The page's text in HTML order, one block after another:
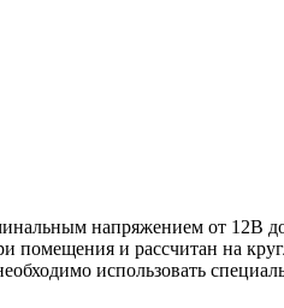
напряжением от 12В
помещения и рассчитан на
использовать